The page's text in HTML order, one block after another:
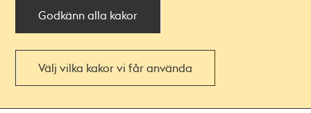
Godkänn alla kakor
Välj vilka kakor vi får använda